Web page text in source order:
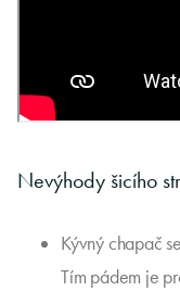
Nevýhody šicího
Kývný chapač
Tím pádem je